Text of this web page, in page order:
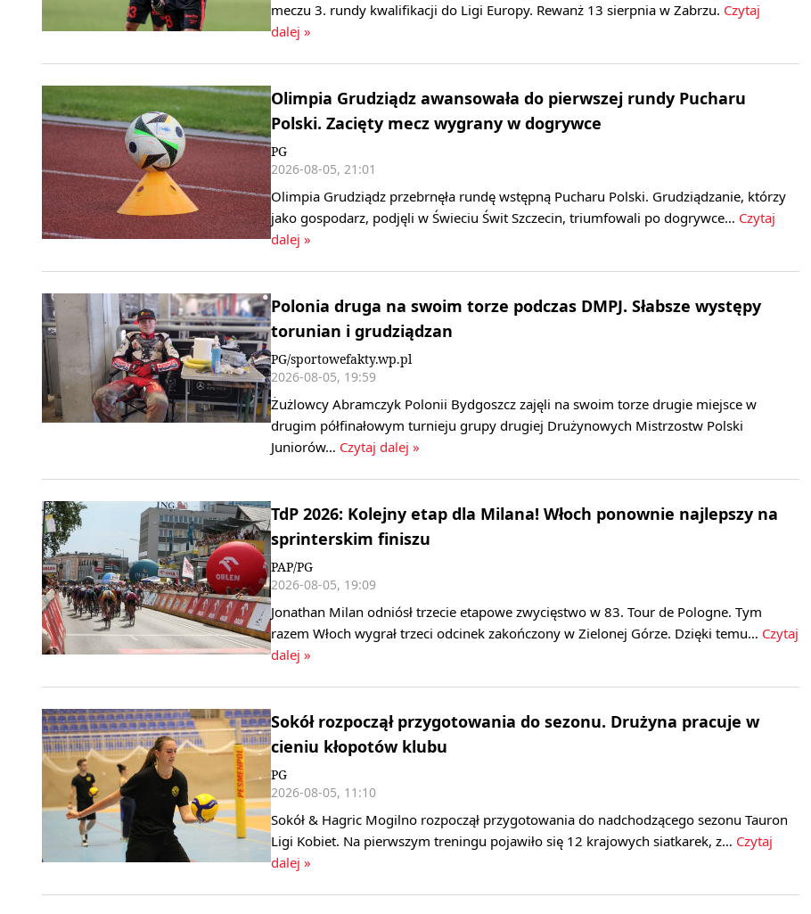
meczu 3. rundy kwalifikacji do Ligi Europy. Rewanż 13 sierpnia w Zabrzu. Czytaj
dalej »
Olimpia Grudziądz awansowała do pierwszej rundy Pucharu
Polski. Zacięty mecz wygrany w dogrywce
PG
2026-08-05, 21:01
Olimpia Grudziądz przebrnęła rundę wstępną Pucharu Polski. Grudziądzanie, którzy
jako gospodarz, podjęli w Świeciu Świt Szczecin, triumfowali po dogrywce… Czytaj
dalej »
Polonia druga na swoim torze podczas DMPJ. Słabsze występy
torunian i grudziądzan
PG/sportowefakty.wp.pl
2026-08-05, 19:59
Żużlowcy Abramczyk Polonii Bydgoszcz zajęli na swoim torze drugie miejsce w
drugim półfinałowym turnieju grupy drugiej Drużynowych Mistrzostw Polski
Juniorów… Czytaj dalej »
TdP 2026: Kolejny etap dla Milana! Włoch ponownie najlepszy na
sprinterskim finiszu
PAP/PG
2026-08-05, 19:09
Jonathan Milan odniósł trzecie etapowe zwycięstwo w 83. Tour de Pologne. Tym
razem Włoch wygrał trzeci odcinek zakończony w Zielonej Górze. Dzięki temu… Czytaj
dalej »
Sokół rozpoczął przygotowania do sezonu. Drużyna pracuje w
cieniu kłopotów klubu
PG
2026-08-05, 11:10
Sokół & Hagric Mogilno rozpoczął przygotowania do nadchodzącego sezonu Tauron
Ligi Kobiet. Na pierwszym treningu pojawiło się 12 krajowych siatkarek, z… Czytaj
dalej »